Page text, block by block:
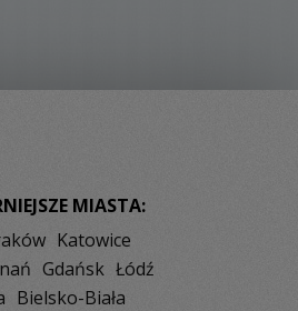
MIASTA:
Katowice
Gdańsk Łódź
Bielsko-Biała